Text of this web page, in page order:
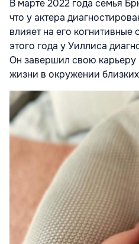
В марте 2022 года семья
что у актера
влияет на его
этого года у Уиллиса
Он завершил свою
жизни в окружении